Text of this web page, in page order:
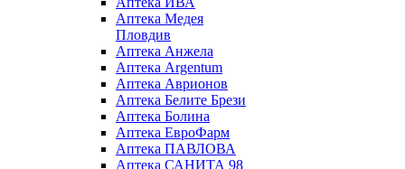
Аптека Медея
Пловдив
Аптека Анжела
Аптека Argentum
Аптека Аврионов
Аптека Белите Брези
Аптека Болина
Аптека ЕвроФарм
Аптека ПАВЛОВА
Аптека САНИТА 98